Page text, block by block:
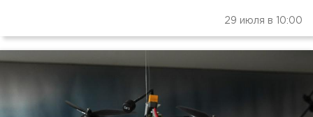
29 июля в 10:00